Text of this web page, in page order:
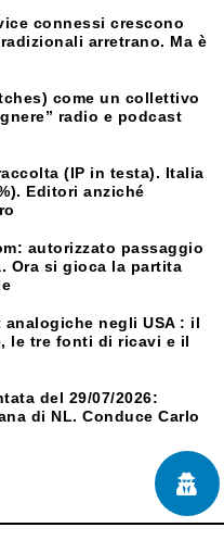
connessi crescono
arretrano. Ma è
come un collettivo
radio e podcast
(IP in testa). Italia
Editori anziché
autorizzato passaggio
Ora si gioca la partita
negli USA : il
le tre fonti di ricavi e il
del 29/07/2026:
di NL. Conduce Carlo